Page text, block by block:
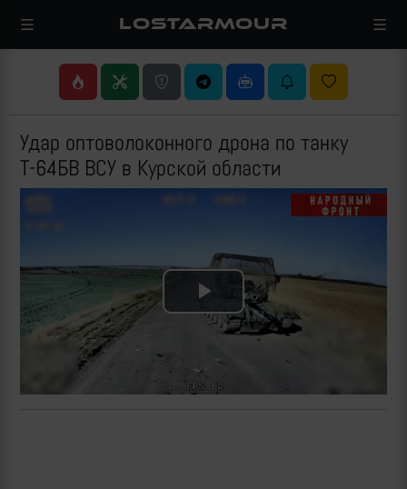
LOSTARMOUR
Удар оптоволоконного дрона по танку
Т-64БВ ВСУ в Курской области
Play
Video